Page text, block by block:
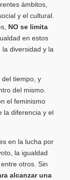
ámbitos,
y el cultural.
NO se limita
en estos
diversidad y la
del tiempo, y
del mismo.
el feminismo
la diferencia y el
en la lucha por
la igualdad
otros. Sin
alcanzar una